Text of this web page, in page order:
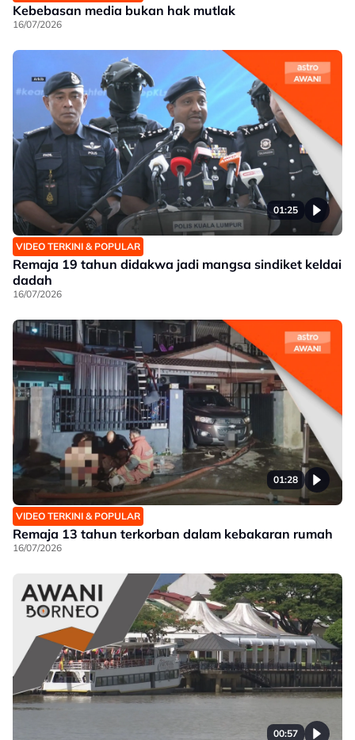
Kebebasan media bukan hak mutlak
16/07/2026
01:25
VIDEO TERKINI & POPULAR
Remaja 19 tahun didakwa jadi mangsa sindiket keldai
dadah
16/07/2026
01:28
VIDEO TERKINI & POPULAR
Remaja 13 tahun terkorban dalam kebakaran rumah
16/07/2026
00:57